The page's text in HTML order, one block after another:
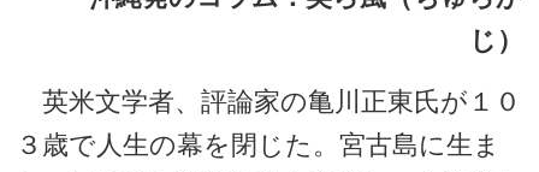
じ）
英米文学者、評論家の亀川正東氏が１０
３歳で人生の幕を閉じた。宮古島に生ま